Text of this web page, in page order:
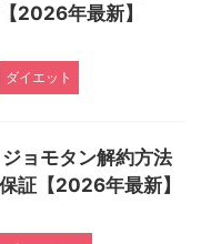
2026年最新】
ダイエット
ジョモタン解約方法
証【2026年最新】